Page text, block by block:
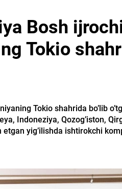
Bosh
Tokio
Tokio shahrida bo’lib
Indoneziya, Qozog’iston,
yig’ilishda ishtirokchi